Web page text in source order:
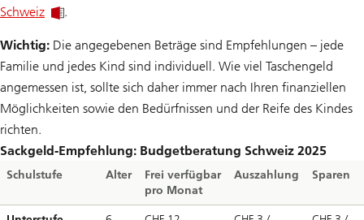
Schweiz
.
Wichtig: Die angegebenen Beträge sind Empfehlungen – jede
Familie und jedes Kind sind individuell. Wie viel Taschengeld
angemessen ist, sollte sich daher immer nach Ihren finanziellen
Möglichkeiten sowie den Bedürfnissen und der Reife des Kindes
richten.
Sackgeld-Empfehlung: Budgetberatung Schweiz 2025
Schulstufe Alter
Frei verfügbar
pro Monat
Auszahlung Sparen